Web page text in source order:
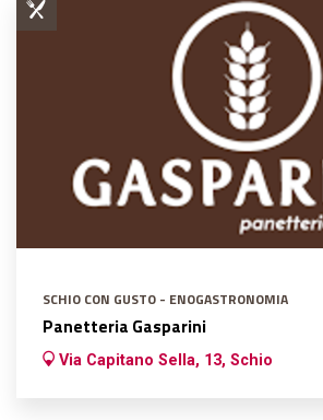
SCHIO CON GUSTO - ENOGASTRONOMIA
Panetteria Gasparini
Via Capitano Sella, 13, Schio